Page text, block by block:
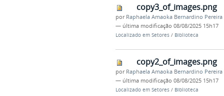
copy3_of_images.png
por Raphaela Amaoka Bernardino Pereira
— última modificação 08/08/2025 15h17
Localizado em Setores / Biblioteca
copy2_of_images.png
por Raphaela Amaoka Bernardino Pereira
— última modificação 08/08/2025 15h17
Localizado em Setores / Biblioteca